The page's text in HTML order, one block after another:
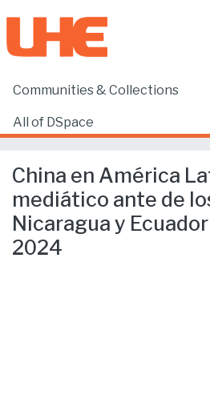
Communities & Collections
All of DSpace
Home
China en América Latina: el trabajo mediático ante de los TLC de Nicaragua y Ecuador entre 2022 y 2024
China en América
mediático ante de
Nicaragua y
2024